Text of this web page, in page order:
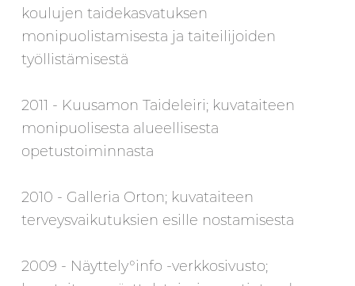
koulujen taidekasvatuksen
monipuolistamisesta ja taiteilijoiden
työllistämisestä
2011 - Kuusamon Taideleiri; kuvataiteen
monipuolisesta alueellisesta
opetustoiminnasta
2010 - Galleria Orton; kuvataiteen
terveysvaikutuksien esille nostamisesta
2009 - Näyttely°info -verkkosivusto;